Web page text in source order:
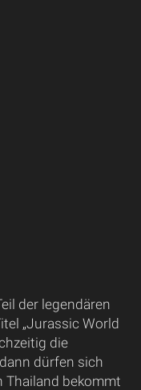
der legendären
„Jurassic World
die
dürfen sich
Thailand bekommt